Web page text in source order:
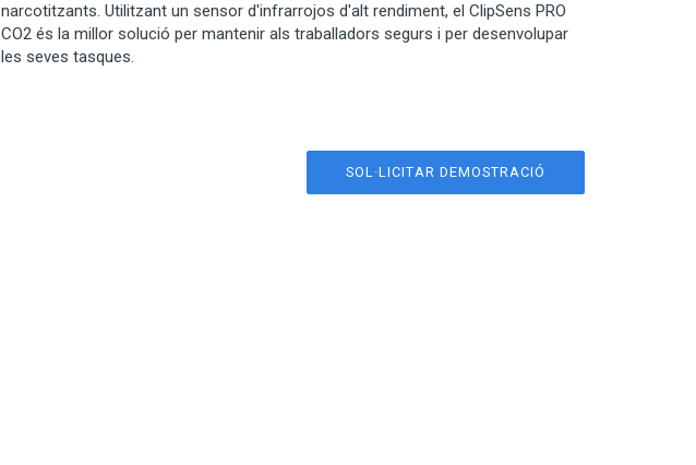
narcotitzants. Utilitzant un sensor d'infrarrojos d'alt rendiment, el ClipSens PRO
CO2 és la millor solució per mantenir als traballadors segurs i per desenvolupar
les seves tasques.
SOL·LICITAR DEMOSTRACIÓ